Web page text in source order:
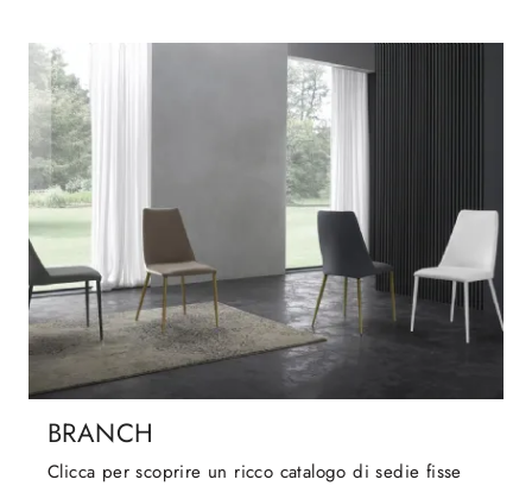
BRANCH
Clicca per scoprire un ricco catalogo di sedie fisse